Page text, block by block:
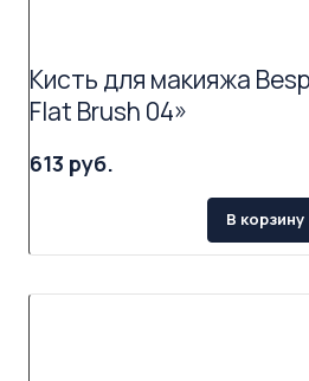
Кисть для макияжа
Flat Brush 04»
613 руб.
В корзину